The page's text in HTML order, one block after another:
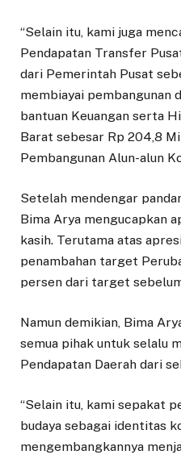
“Selain itu, kami juga
Pendapatan Transfer
dari Pemerintah Pusat
membiayai pembangunan
bantuan Keuangan serta
Barat sebesar Rp 204,8
Pembangunan Alun-alun
Setelah mendengar
Bima Arya mengucapkan
kasih. Terutama atas
penambahan target
persen dari target
Namun demikian, Bima
semua pihak untuk selalu
Pendapatan Daerah dari
“Selain itu, kami sepakat
budaya sebagai identitas
mengembangkannya